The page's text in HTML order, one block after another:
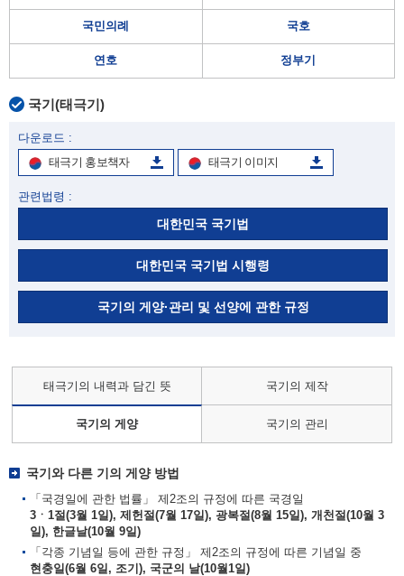
국민의례 국호
연호 정부기
국기(태극기)
다운로드 :
태극기 홍보책자
태극기 이미지
관련법령 :
대한민국 국기법
대한민국 국기법 시행령
국기의 게양·관리 및 선양에 관한 규정
태극기의 내력과 담긴 뜻 국기의 제작
국기의 게양 국기의 관리
국기와 다른 기의 게양 방법
「국경일에 관한 법률」 제2조의 규정에 따른 국경일
3ㆍ1절(3월 1일), 제헌절(7월 17일), 광복절(8월 15일), 개천절(10월 3
일), 한글날(10월 9일)
「각종 기념일 등에 관한 규정」 제2조의 규정에 따른 기념일 중
현충일(6월 6일, 조기), 국군의 날(10월1일)